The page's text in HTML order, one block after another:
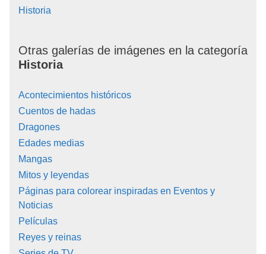
Historia
Otras galerías de imágenes en la categoría
Historia
Acontecimientos históricos
Cuentos de hadas
Dragones
Edades medias
Mangas
Mitos y leyendas
Páginas para colorear inspiradas en Eventos y
Noticias
Películas
Reyes y reinas